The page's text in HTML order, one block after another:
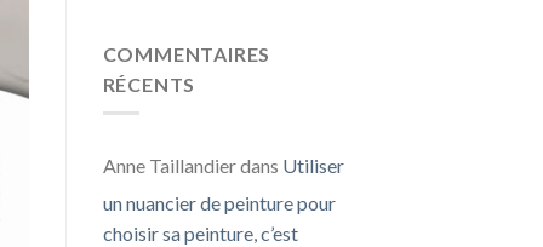
COMMENTAIRES
RÉCENTS
Anne Taillandierdans Utiliser
un nuancier de peinture pour
choisir sa peinture, c’est